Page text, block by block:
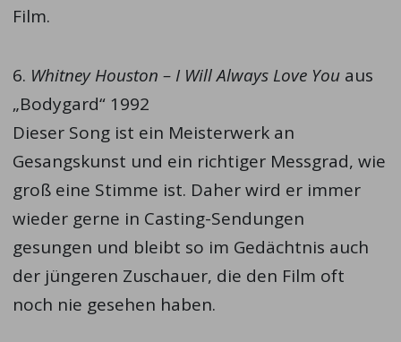
Film.
6. Whitney Houston – I Will Always Love You aus
„Bodygard“ 1992
Dieser Song ist ein Meisterwerk an
Gesangskunst und ein richtiger Messgrad, wie
groß eine Stimme ist. Daher wird er immer
wieder gerne in Casting-Sendungen
gesungen und bleibt so im Gedächtnis auch
der jüngeren Zuschauer, die den Film oft
noch nie gesehen haben.